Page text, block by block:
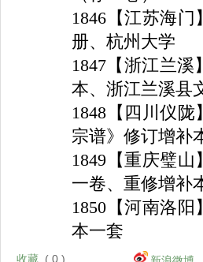
1846 【江苏海
册、杭州大学
1847 【浙江兰
本、浙江兰溪县
1848 【四川仪
宗谱》修订增补
1849 【重庆璧
一卷、重修增补
1850 【河南洛
本一套
收藏 ( 0 )